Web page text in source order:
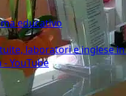
educativo
laboratori e inglese in
YouTube